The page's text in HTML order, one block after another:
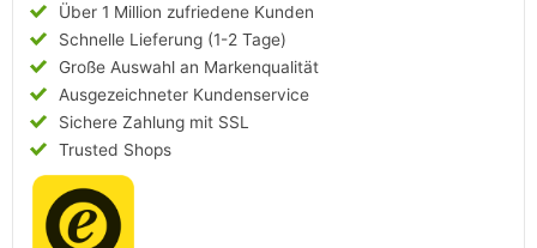
Über 1 Million zufriedene Kunden
Schnelle Lieferung (1-2 Tage)
Große Auswahl an Markenqualität
Ausgezeichneter Kundenservice
Sichere Zahlung mit SSL
Trusted Shops